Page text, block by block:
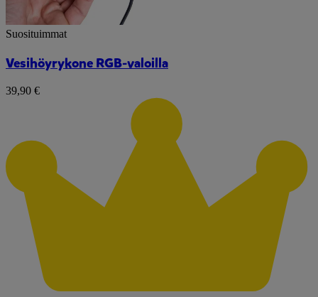
Suosituimmat
Vesihöyrykone RGB-valoilla
39,90 €